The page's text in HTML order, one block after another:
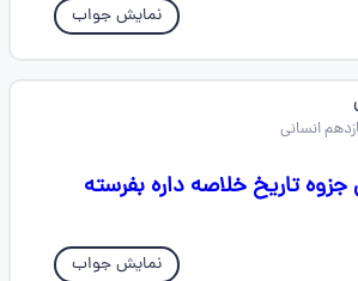
نمایش جواب
تاریخ خلاصه داره بفرسته
نمایش جواب